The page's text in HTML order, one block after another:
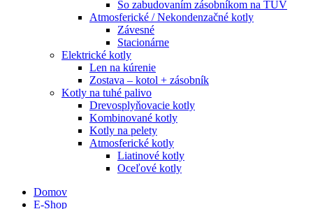
So zabudovaním zásobníkom na TÚV
Atmosferické / Nekondenzačné kotly
Závesné
Stacionárne
Elektrické kotly
Len na kúrenie
Zostava – kotol + zásobník
Kotly na tuhé palivo
Drevosplyňovacie kotly
Kombinované kotly
Kotly na pelety
Atmosferické kotly
Liatinové kotly
Oceľové kotly
Domov
E-Shop